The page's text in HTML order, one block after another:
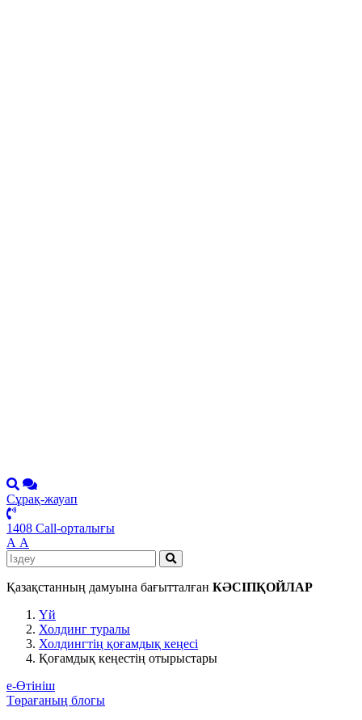
Сұрақ-жауап
1408 Call-орталығы
А А
Қазақстанның дамуына бағытталған КӘСІПҚОЙЛАР
Үй
Холдинг туралы
Холдингтің қоғамдық кеңесі
Қоғамдық кеңестің отырыстары
е-Өтініш
Төрағаның блогы